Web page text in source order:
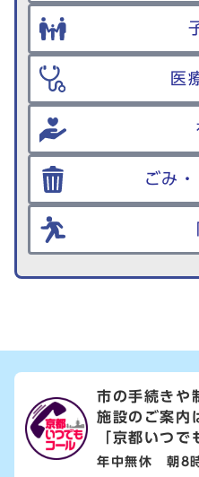
医
ごみ
市の手続きや
施設のご案内
「京都いつで
年中無休 朝8